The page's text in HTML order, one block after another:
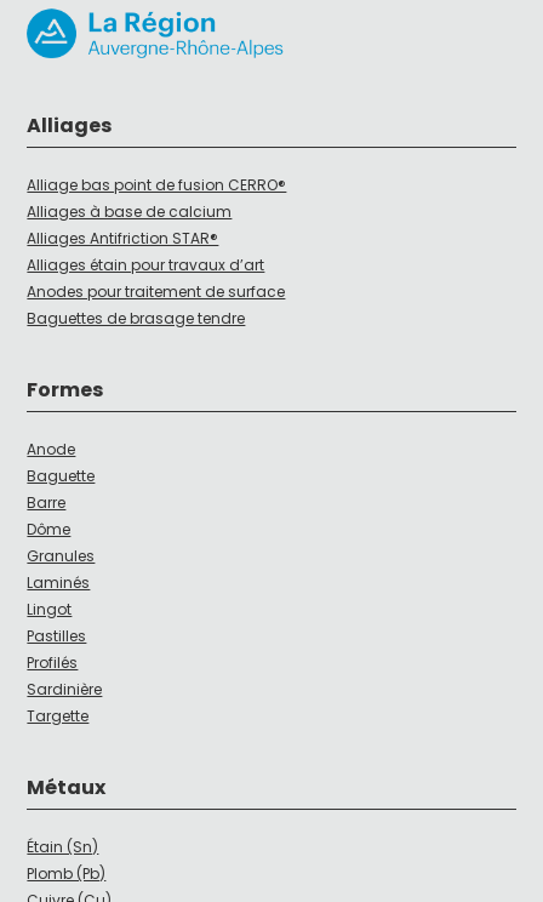
Alliages
Alliage bas point de fusion CERRO®
Alliages à base de calcium
Alliages Antifriction STAR®
Alliages étain pour travaux d’art
Anodes pour traitement de surface
Baguettes de brasage tendre
Formes
Anode
Baguette
Barre
Dôme
Granules
Laminés
Lingot
Pastilles
Profilés
Sardinière
Targette
Métaux
Étain (Sn)
Plomb (Pb)